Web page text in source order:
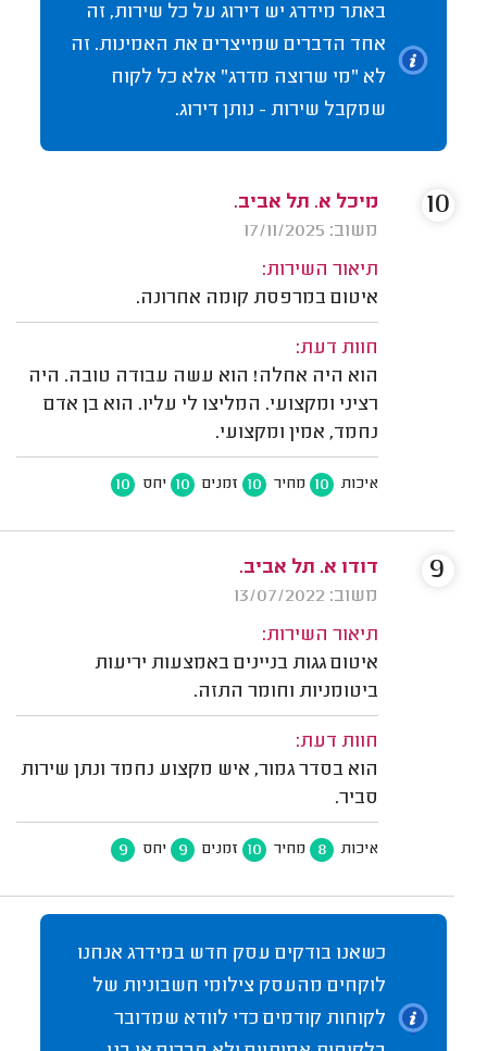
באתר מידרג יש דירוג על כל שירות, זה
אחד הדברים שמייצרים את האמינות. זה
לא "מי שרוצה מדרג" אלא כל לקוח
שמקבל שירות - נותן דירוג.
מיכל א. תל אביב.
משוב: 17/11/2025
תיאור השירות:
איטום במרפסת קומה אחרונה.
חוות דעת:
הוא היה אחלה! הוא עשה עבודה טובה. היה
רציני ומקצועי. המליצו לי עליו. הוא בן אדם
נחמד, אמין ומקצועי.
איכות 10 מחיר 10 זמנים 10 יחס 10
10
דודו א. תל אביב.
משוב: 13/07/2022
תיאור השירות:
איטום גגות בניינים באמצעות יריעות
ביטומניות וחומר התזה.
חוות דעת:
הוא בסדר גמור, איש מקצוע נחמד ונתן שירות
סביר.
איכות 8 מחיר 10 זמנים 9 יחס 9
9
כשאנו בודקים עסק חדש במידרג אנחנו
לוקחים מהעסק צילומי חשבוניות של
לקוחות קודמים כדי לוודא שמדובר